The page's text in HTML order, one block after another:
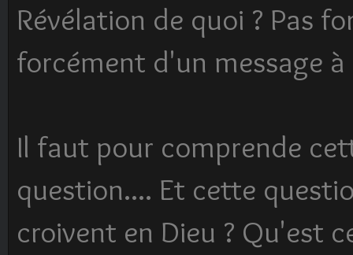
Révélation de quoi ? Pas
forcément d'un message
Il faut pour comprende
question.... Et cette
croivent en Dieu ? Qu'est